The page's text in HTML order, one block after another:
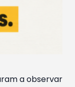
a observar